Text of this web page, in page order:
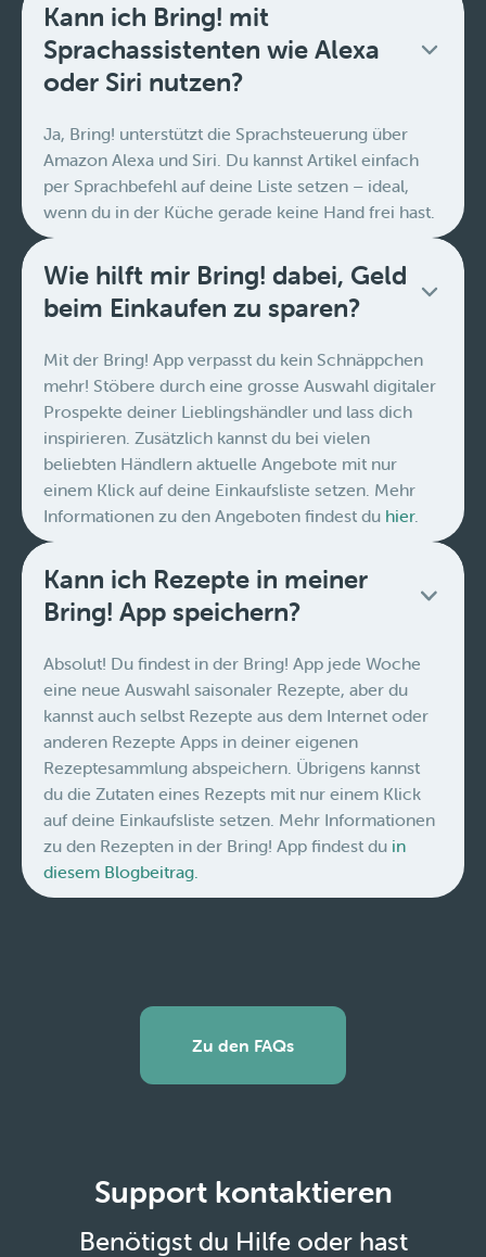
Kann ich Bring! mit
Sprachassistenten wie Alexa
oder Siri nutzen?
Ja, Bring! unterstützt die Sprachsteuerung über
Amazon Alexa und Siri. Du kannst Artikel einfach
per Sprachbefehl auf deine Liste setzen – ideal,
wenn du in der Küche gerade keine Hand frei hast.
Wie hilft mir Bring! dabei, Geld
beim Einkaufen zu sparen?
Mit der Bring! App verpasst du kein Schnäppchen
mehr! Stöbere durch eine grosse Auswahl digitaler
Prospekte deiner Lieblingshändler und lass dich
inspirieren. Zusätzlich kannst du bei vielen
beliebten Händlern aktuelle Angebote mit nur
einem Klick auf deine Einkaufsliste setzen. Mehr
Informationen zu den Angeboten findest du hier.
Kann ich Rezepte in meiner
Bring! App speichern?
Absolut! Du findest in der Bring! App jede Woche
eine neue Auswahl saisonaler Rezepte, aber du
kannst auch selbst Rezepte aus dem Internet oder
anderen Rezepte Apps in deiner eigenen
Rezeptesammlung abspeichern. Übrigens kannst
du die Zutaten eines Rezepts mit nur einem Klick
auf deine Einkaufsliste setzen. Mehr Informationen
zu den Rezepten in der Bring! App findest du in
diesem Blogbeitrag.
Zu den FAQs
Support kontaktieren
Benötigst du Hilfe oder hast